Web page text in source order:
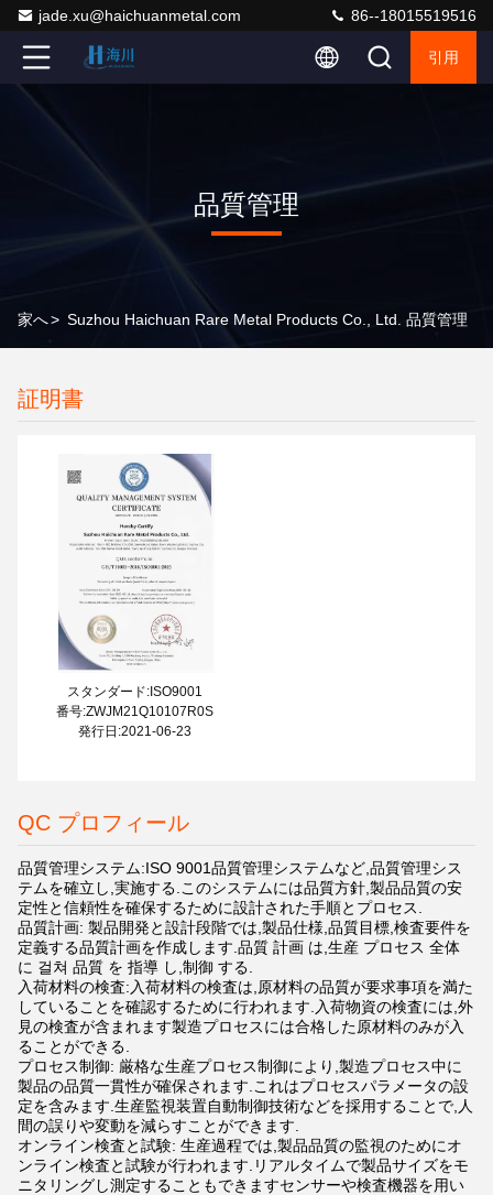
jade.xu@haichuanmetal.com 86--18015519516
引用
品質管理
家へ> Suzhou Haichuan Rare Metal Products Co., Ltd. 品質管理
証明書
スタンダード:ISO9001
番号:ZWJM21Q10107R0S
発行日:2021-06-23
QC プロフィール
品質管理システム:ISO 9001品質管理システムなど,品質管理シス
テムを確立し,実施する.このシステムには品質方針,製品品質の安
定性と信頼性を確保するために設計された手順とプロセス.
品質計画: 製品開発と設計段階では,製品仕様,品質目標,検査要件を
定義する品質計画を作成します.品質 計画 は,生産 プロセス 全体
に 걸쳐 品質 を 指導 し,制御 する.
入荷材料の検査:入荷材料の検査は,原材料の品質が要求事項を満た
していることを確認するために行われます.入荷物資の検査には,外
見の検査が含まれます製造プロセスには合格した原材料のみが入
ることができる.
プロセス制御: 厳格な生産プロセス制御により,製造プロセス中に
製品の品質一貫性が確保されます.これはプロセスパラメータの設
定を含みます.生産監視装置自動制御技術などを採用することで,人
間の誤りや変動を減らすことができます.
オンライン検査と試験: 生産過程では,製品品質の監視のためにオ
ンライン検査と試験が行われます.リアルタイムで製品サイズをモ
ニタリングし測定することもできますセンサーや検査機器を用い